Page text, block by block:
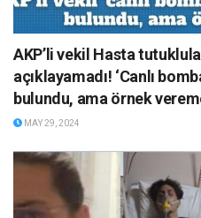
AKP’li vekil Hasta
açıklayamadı! ‘Canlı
bulundu, ama örnek
MAY 29, 2024